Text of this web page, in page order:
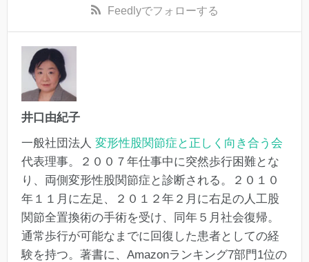
Feedlyでフォローする
井口由紀子
一般社団法人 変形性股関節症と正しく向き合う会
代表理事。２００７年仕事中に突然歩行困難とな
り、両側変形性股関節症と診断される。２０１０
年１１月に左足、２０１２年２月に右足の人工股
関節全置換術の手術を受け、同年５月社会復帰。
通常歩行が可能なまでに回復した患者としての経
験を持つ。著書に、Amazonランキング7部門1位の